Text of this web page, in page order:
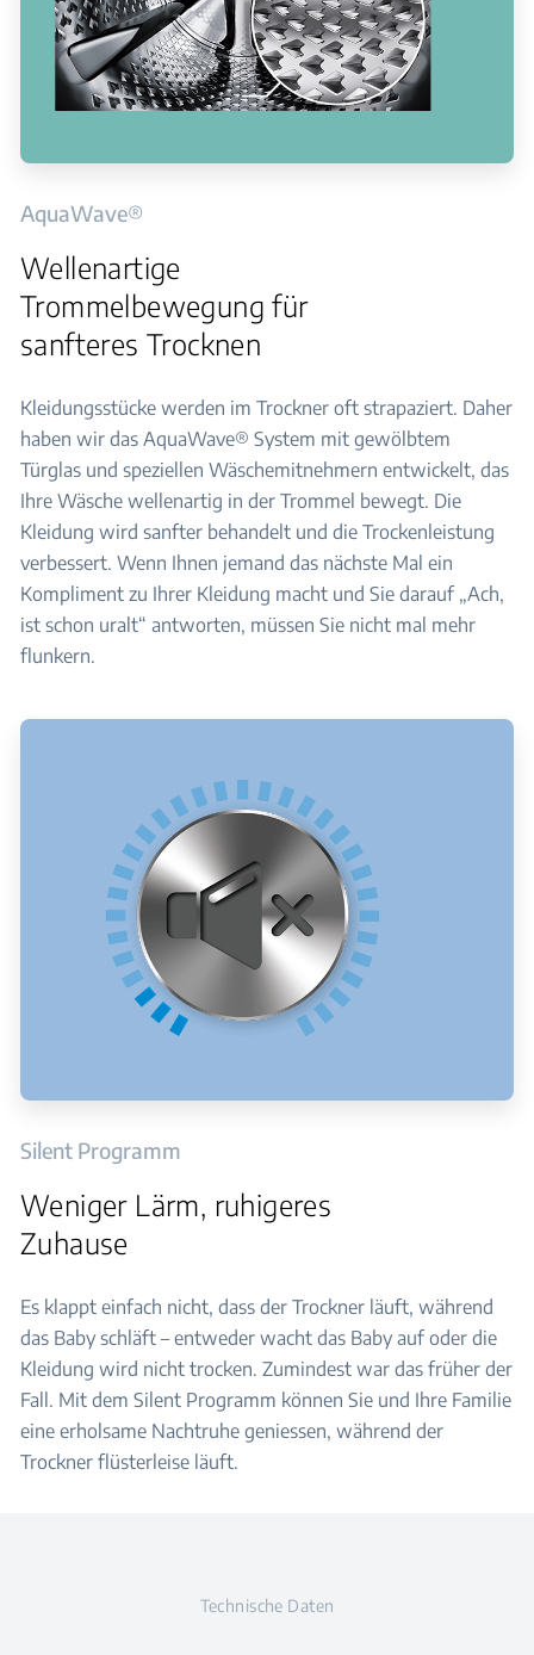
AquaWave®
Wellenartige
Trommelbewegung für
sanfteres Trocknen
Kleidungsstücke werden im Trockner oft strapaziert. Daher
haben wir das AquaWave® System mit gewölbtem
Türglas und speziellen Wäschemitnehmern entwickelt, das
Ihre Wäsche wellenartig in der Trommel bewegt. Die
Kleidung wird sanfter behandelt und die Trockenleistung
verbessert. Wenn Ihnen jemand das nächste Mal ein
Kompliment zu Ihrer Kleidung macht und Sie darauf „Ach,
ist schon uralt“ antworten, müssen Sie nicht mal mehr
flunkern.
Silent Programm
Weniger Lärm, ruhigeres
Zuhause
Es klappt einfach nicht, dass der Trockner läuft, während
das Baby schläft – entweder wacht das Baby auf oder die
Kleidung wird nicht trocken. Zumindest war das früher der
Fall. Mit dem Silent Programm können Sie und Ihre Familie
eine erholsame Nachtruhe geniessen, während der
Trockner flüsterleise läuft.
Technische Daten